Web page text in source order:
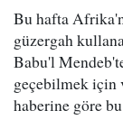
Bu hafta
güzergah
Babu'l
geçebilmek için
haberine göre